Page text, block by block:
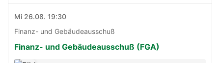
Mi 26.08. 19:30
Finanz- und Gebäudeausschuß
Finanz- und Gebäudeausschuß (FGA)